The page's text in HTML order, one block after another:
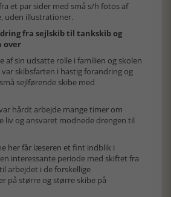
et par sider med små s/h fotos af
uden illustrationer.
fra sejlskib til tankskib og
over
af sin udsatte rolle i familien og skolen
skibsfarten i hastig forandring og
sejlførende skibe med
hårdt arbejde mange timer om
liv og ansvaret modnede drengen til
her får læseren et fint indblik i
interessante periode med skiftet fra
arbejdet i de forskellige
på større og større skibe på